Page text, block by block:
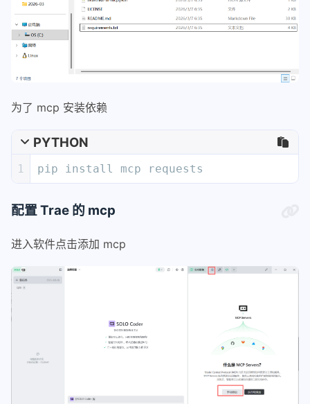
为了 mcp 安装依赖
PYTHON
1 pip install mcp requests
配置 Trae 的 mcp
进入软件点击添加 mcp